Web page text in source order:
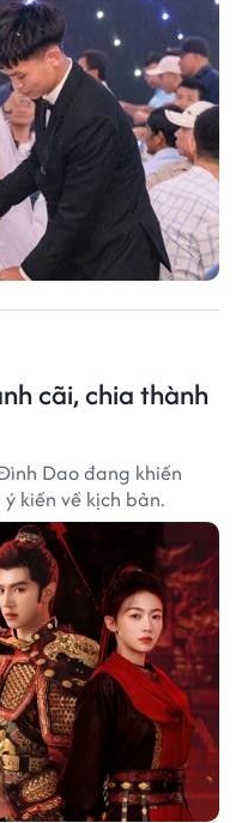
cãi, chia thành
Dao đang khiến
kiến về kịch bản.